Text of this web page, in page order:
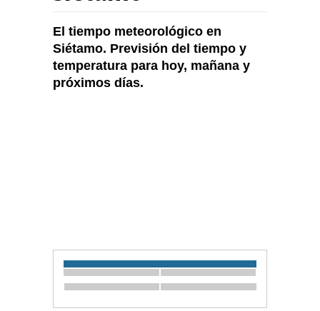
El tiempo meteorológico en
Siétamo. Previsión del tiempo y
temperatura para hoy, mañana y
próximos días.